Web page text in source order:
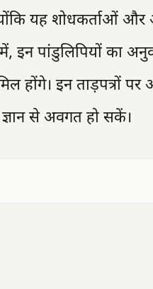
यह शोधकर्ताओं
इन पांडुलिपियों का
होंगे। इन ताड़पत्रों पर
से अवगत हो सकें।